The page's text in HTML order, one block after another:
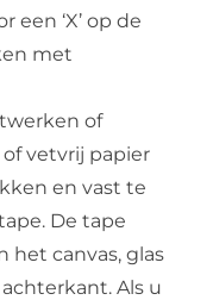
een ‘X’ op de
met
of
vetvrij papier
en vast te
De tape
het canvas, glas
Als u